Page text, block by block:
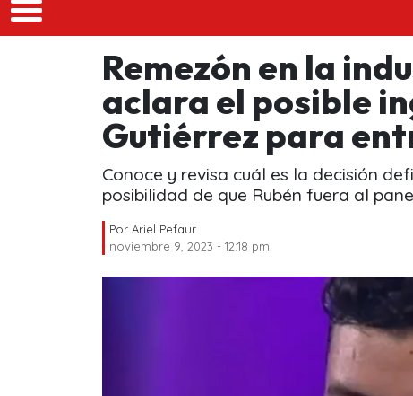
Remezón en la
aclara el posible
Gutiérrez para
Conoce y revisa cuál es la decisión
posibilidad de que Rubén fuera al
Por Ariel Pefaur
noviembre 9, 2023 - 12:18 pm